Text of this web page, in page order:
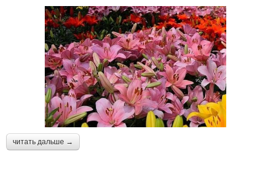
читать дальше →